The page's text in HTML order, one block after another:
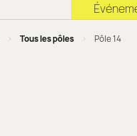
> Tous les pôles > Pôle 14